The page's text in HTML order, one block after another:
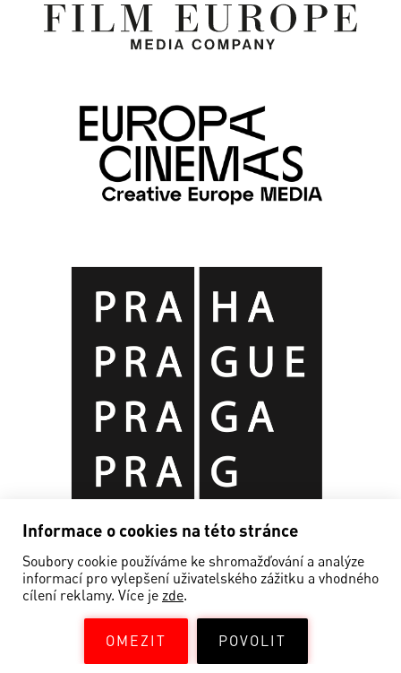
Informace o cookies na této stránce
Soubory cookie používáme ke shromažďování a analýze
informací pro vylepšení uživatelského zážitku a vhodného
cílení reklamy. Více je zde.
OMEZIT POVOLIT